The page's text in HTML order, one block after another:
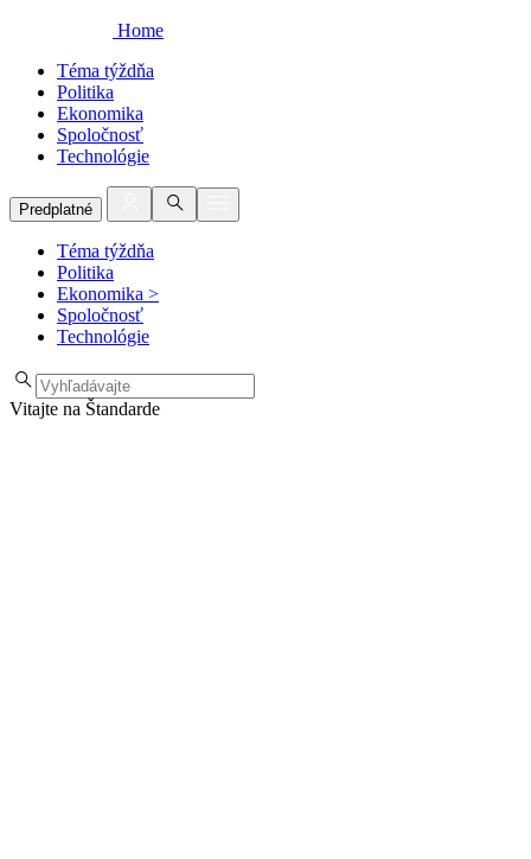
Home
Téma týždňa
Politika
Ekonomika
Spoločnosť
Technológie
Predplatné
Téma týždňa
Politika
Ekonomika >
Spoločnosť
Technológie
Vitajte na Štandarde